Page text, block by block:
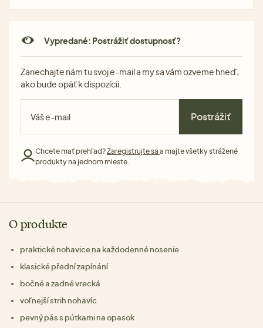
Vypredané: Postrážiť dostupnosť?
Zanechajte nám tu svoj e-mail a my sa vám ozveme hneď,
ako bude opäť k dispozícii.
Postrážiť
Chcete mať prehľad?Zaregistrujte sa a majte všetky strážené
produkty na jednom mieste.
O produkte
praktické nohavice na každodenné nosenie
klasické přední zapínání
bočné a zadné vrecká
voľnejší strih nohavíc
pevný pás s pútkami na opasok